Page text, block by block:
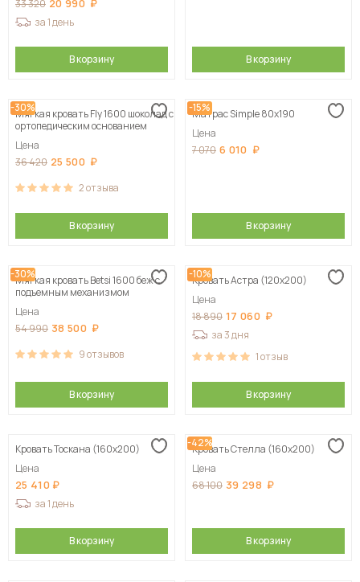
33 320 20 990
за 1 день
В корзину В корзину
-30%
Мягкая кровать Fly 1600 шоколад с
ортопедическим основанием
Цена
36 420 25 500
2отзыва
В корзину
-15%
Матрас Simple 80х190
Цена
7 070 6 010
В корзину
-30%
Мягкая кровать Betsi 1600 беж с
подъемным механизмом
Цена
54 990 38 500
9отзывов
В корзину
-10%
Кровать Астра (120х200)
Цена
18 890 17 060
за 3 дня
1отзыв
В корзину
Кровать Тоскана (160х200)
Цена
25 410
за 1 день
В корзину
-42%
Кровать Стелла (160х200)
Цена
68 100 39 298
В корзину